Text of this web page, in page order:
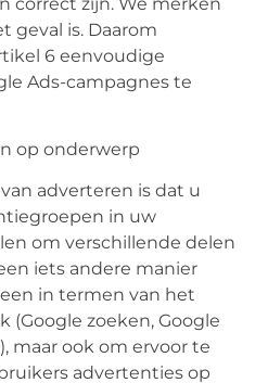
geval is. Daarom
6 eenvoudige
Ads-campagnes te
op onderwerp
adverteren is dat u
in uw
om verschillende delen
iets andere manier
in termen van het
(Google zoeken, Google
maar ook om ervoor te
advertenties op